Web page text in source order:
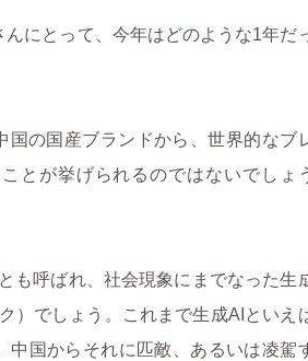
にとって、今年はどのような1年だ
の国産ブランドから、世界的なブ
とが挙げられるのではないでしょ
も呼ばれ、社会現象にまでなった生
）でしょう。これまで生成AIといえ
中国からそれに匹敵、あるいは凌駕